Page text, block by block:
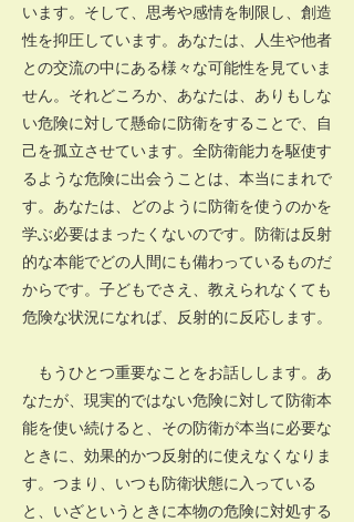
います。そして、思考や感情を制限し、創造
性を抑圧しています。あなたは、人生や他者
との交流の中にある様々な可能性を見ていま
せん。それどころか、あなたは、ありもしな
い危険に対して懸命に防衛をすることで、自
己を孤立させています。全防衛能力を駆使す
るような危険に出会うことは、本当にまれで
す。あなたは、どのように防衛を使うのかを
学ぶ必要はまったくないのです。防衛は反射
的な本能でどの人間にも備わっているものだ
からです。子どもでさえ、教えられなくても
危険な状況になれば、反射的に反応します。
もうひとつ重要なことをお話しします。あ
なたが、現実的ではない危険に対して防衛本
能を使い続けると、その防衛が本当に必要な
ときに、効果的かつ反射的に使えなくなりま
す。つまり、いつも防衛状態に入っている
と、いざというときに本物の危険に対処する